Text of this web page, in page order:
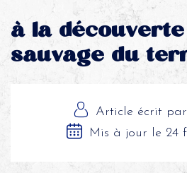
à la
sauvage du
Article écrit par
Mis à jour le 24